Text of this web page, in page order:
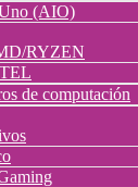
(AIO)
RYZEN
de computación